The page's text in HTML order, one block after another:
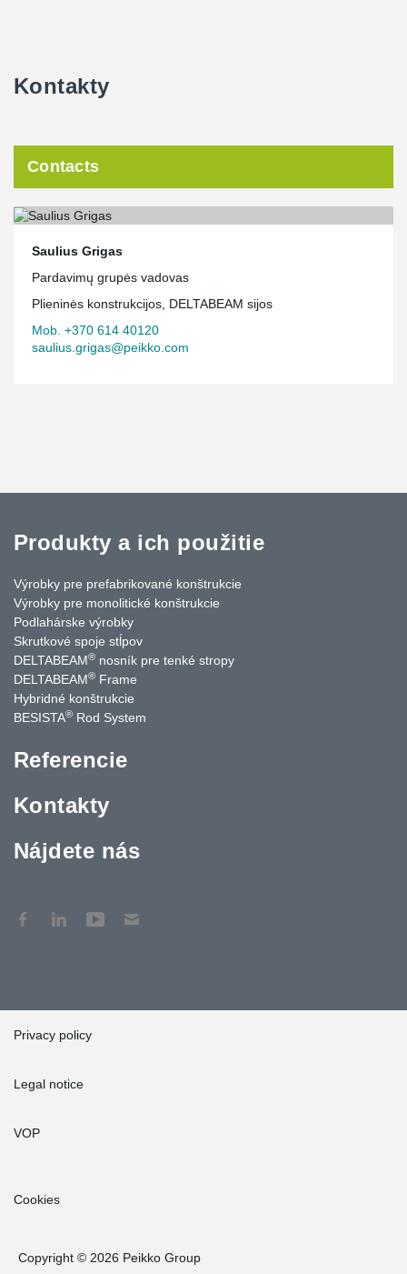
Kontakty
Contacts
Saulius Grigas
Pardavimų grupės vadovas
Plieninės konstrukcijos, DELTABEAM sijos
Mob. +370 614 40120
saulius.grigas@peikko.com
Produkty a ich použitie
Výrobky pre prefabrikované konštrukcie
Výrobky pre monolitické konštrukcie
Podlahárske výrobky
Skrutkové spoje stĺpov
DELTABEAM® nosník pre tenké stropy
DELTABEAM® Frame
Hybridné konštrukcie
BESISTA® Rod System
Referencie
Kontakty
Nájdete nás
Privacy policy
Legal notice
VOP
Cookies
Copyright © 2026 Peikko Group